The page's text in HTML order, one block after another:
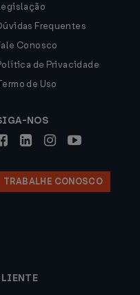
Frequentes
Conosco
de Privacidade
de Uso
NOS
TRABALHE CONOSCO